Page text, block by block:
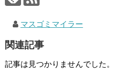
マスゴミマイラー
関連記事
記事は見つかりませんでした。